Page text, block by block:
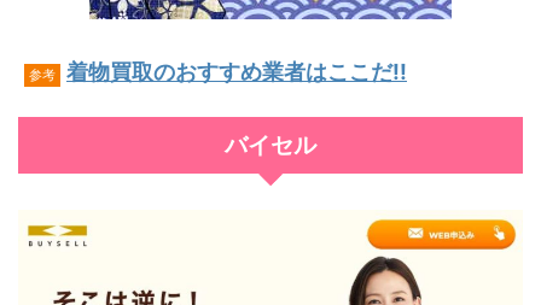
参考 着物買取のおすすめ業者はここだ!!
バイセル